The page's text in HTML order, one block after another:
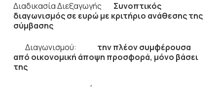
Διαδικασία Διεξαγωγής Συνοπτικός
διαγωνισμός σε ευρώ με κριτήριο ανάθεσης της
σύμβασης
Διαγωνισμού:
την πλέον συμφέρουσα
από οικονομική άποψη προσφορά, μόνο βάσει
της